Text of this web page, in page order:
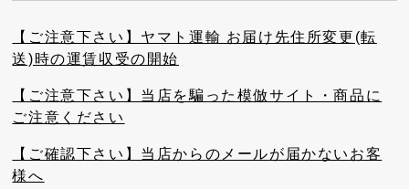
【ご注意下さい】ヤマト運輸 お届け先住所変更(転
送)時の運賃収受の開始
【ご注意下さい】当店を騙った模倣サイト・商品に
ご注意ください
【ご確認下さい】当店からのメールが届かないお客
様へ